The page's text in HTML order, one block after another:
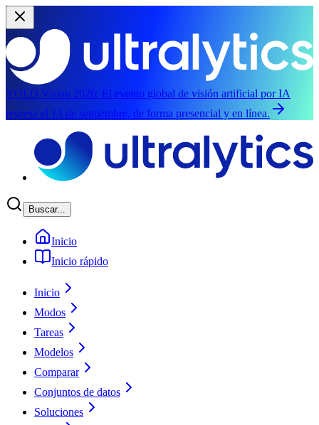
YOLO Vision 2026: El evento global de visión artificial por IA
regresa el 13 de septiembre, de forma presencial y en línea.
Buscar...
Inicio
Inicio rápido
Inicio
Modos
Tareas
Modelos
Comparar
Conjuntos de datos
Soluciones